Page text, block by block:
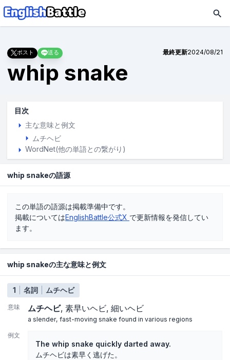
ポスト 送る 最終更新2024/08/21
whip snake
目次
主な意味と例文
ムチヘビ
WordNet(他の単語との繋がり)
whip snakeの語源
この単語の語源は掲載準備中です。
掲載についてはEnglishBattle公式X で更新情報を発信してい
ます。
whip snakeの主な意味と例文
1 名詞 ムチヘビ
意味 ムチヘビ 素早いヘビ 細いヘビ
a slender, fast-moving snake found in various regions
例文
The whip snake quickly darted away.
ムチヘビは素早く逃げた。